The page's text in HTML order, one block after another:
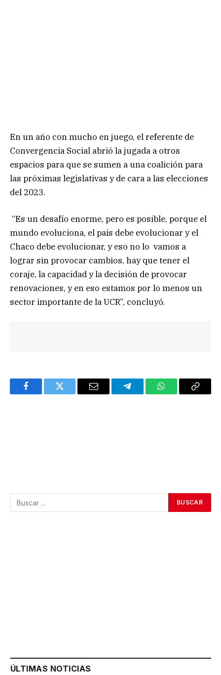
En un año con mucho en juego, el referente de
Convergencia Social abrió la jugada a otros
espacios para que se sumen a una coalición para
las próximas legislativas y de cara a las elecciones
del 2023.
“Es un desafío enorme, pero es posible, porque el
mundo evoluciona, el país debe evolucionar y el
Chaco debe evolucionar, y eso no lo vamos a
lograr sin provocar cambios, hay que tener el
coraje, la capacidad y la decisión de provocar
renovaciones, y en eso estamos por lo menos un
sector importante de la UCR”, concluyó.
FacebookTwitter Email TelegramWhatsAppCopy
ÚLTIMAS NOTICIAS